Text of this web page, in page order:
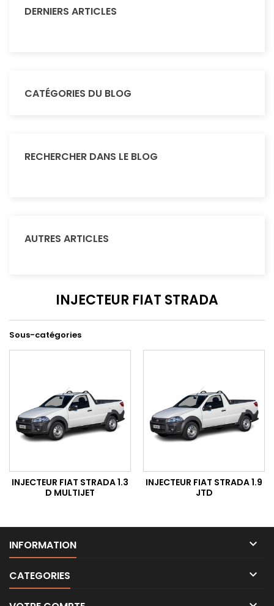
DERNIERS ARTICLES
CATÉGORIES DU BLOG
RECHERCHER DANS LE BLOG
AUTRES ARTICLES
INJECTEUR FIAT STRADA
Sous-catégories
INJECTEUR FIAT STRADA 1.3
D MULTIJET
INJECTEUR FIAT STRADA 1.9
JTD
INFORMATION 
CATEGORIES 